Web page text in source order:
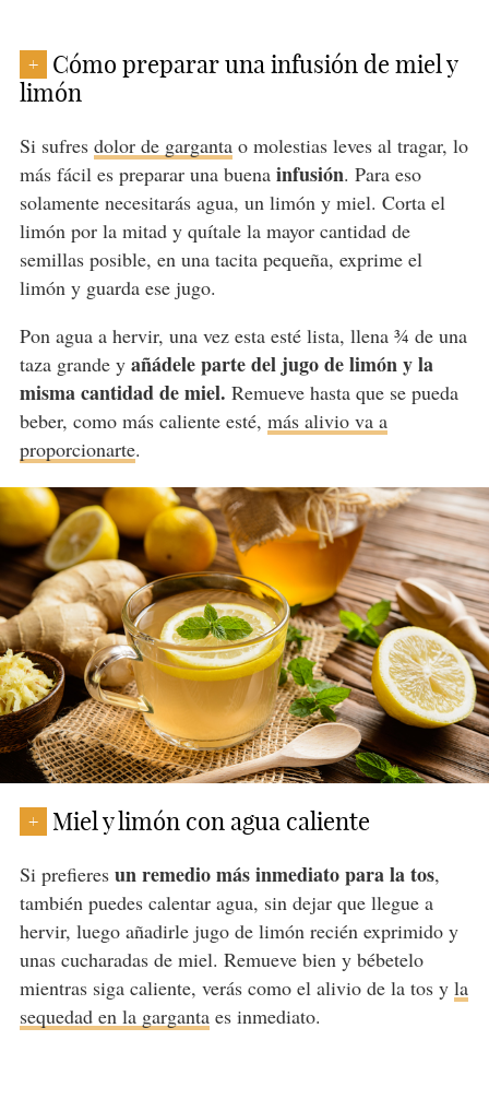
+
Cómo preparar una infusión de miel y
limón
Si sufres dolor de gargantao molestias leves al tragar, lo
más fácil es preparar una buenainfusión. Para eso
solamente necesitarás agua, un limón y miel. Corta el
limón por la mitad y quítale la mayor cantidad de
semillas posible, en una tacita pequeña, exprime el
limón y guarda ese jugo.
Pon agua a hervir, una vez esta esté lista, llena ¾ de una
taza grande y añádele parte del jugo de limón y la
misma cantidad de miel. Remueve hasta que se pueda
beber, como más caliente esté, más alivio va a
proporcionarte.
+ Miel y limón con agua caliente
Si prefieres un remedio más inmediato para la tos,
también puedes calentar agua, sin dejar que llegue a
hervir, luego añadirle jugo de limón recién exprimido y
unas cucharadas de miel. Remueve bien y bébetelo
mientras siga caliente, verás como el alivio de la tos y la
sequedad en la gargantaes inmediato.